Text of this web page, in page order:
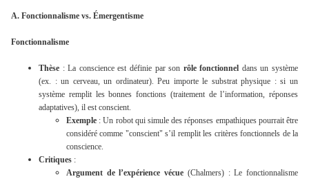
A. Fonctionnalisme vs. Émergentisme
Fonctionnalisme
Thèse : La conscience est définie par son rôle fonctionnel dans un système
(ex. : un cerveau, un ordinateur). Peu importe le substrat physique : si un
système remplit les bonnes fonctions (traitement de l’information, réponses
adaptatives), il est conscient.
Exemple : Un robot qui simule des réponses empathiques pourrait être
considéré comme "conscient" s’il remplit les critères fonctionnels de la
conscience.
Critiques :
Argument de l’expérience vécue (Chalmers) : Le fonctionnalisme